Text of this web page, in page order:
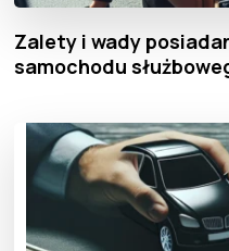
Zalety i wady
samochodu